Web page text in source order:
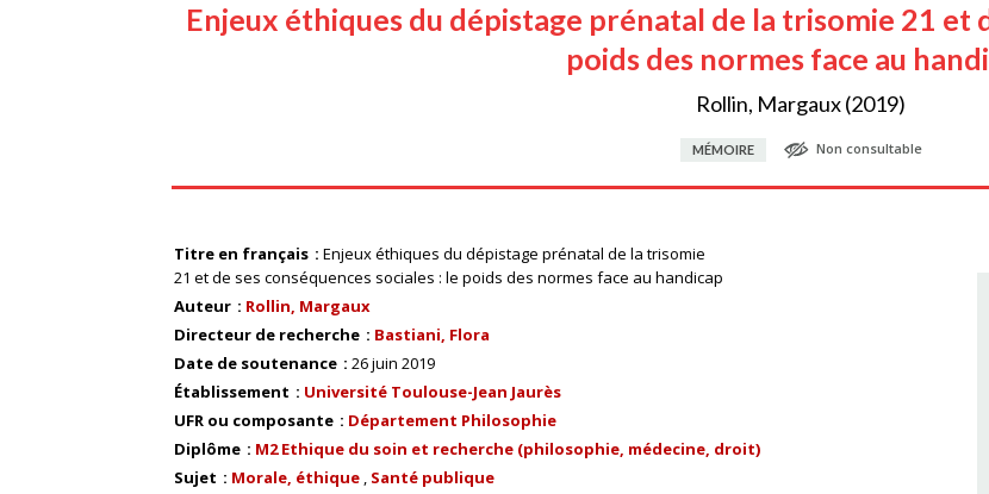
Enjeux éthiques du dépistage prénatal de la trisomie 21 et
poids des normes face au
Rollin, Margaux (2019)
MÉMOIRE Non consultable
Titre en français
Enjeux éthiques du dépistage prénatal de la trisomie
21 et de ses conséquences sociales : le poids des normes face au handicap
Auteur
Rollin, Margaux
Directeur de recherche
Bastiani, Flora
Date de soutenance
26 juin 2019
Établissement
Université Toulouse-Jean Jaurès
UFR ou composante
Département Philosophie
Diplôme
M2 Ethique du soin et recherche (philosophie, médecine, droit)
Sujet
Morale, éthique Santé publique